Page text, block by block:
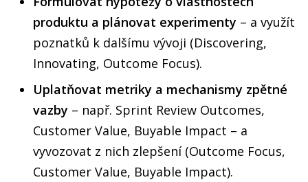
produktu a plánovat experimenty – a využít
poznatků k dalšímu vývoji (Discovering,
Innovating, Outcome Focus).
Uplatňovat metriky a mechanismy zpětné
vazby – např. Sprint Review Outcomes,
Customer Value, Buyable Impact – a
vyvozovat z nich zlepšení (Outcome Focus,
Customer Value, Buyable Impact).